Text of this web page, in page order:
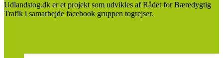
Udlandstog.dk er et projekt som udvikles af Rådet for Bæredygtig
Trafik i samarbejde facebook gruppen togrejser.